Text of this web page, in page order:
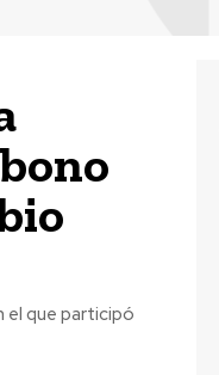
el que participó